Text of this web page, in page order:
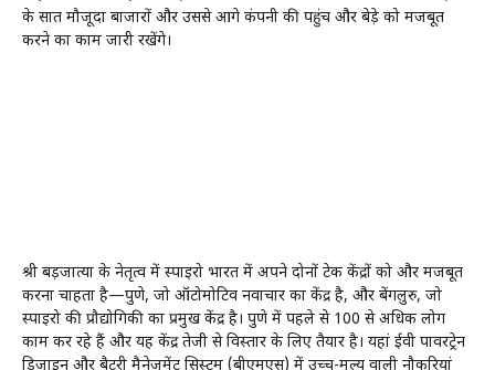
के सात मौजूदा बाजारों और उससे आगे कंपनी की पहुंच और बेड़े को मजबूत
करने का काम जारी रखेंगे।
श्री बड़जात्या के नेतृत्व में स्पाइरो भारत में अपने दोनों टेक केंद्रों को और मजबूत
करना चाहता है—पुणे, जो ऑटोमोटिव नवाचार का केंद्र है, और बेंगलुरु, जो
स्पाइरो की प्रौद्योगिकी का प्रमुख केंद्र है। पुणे में पहले से 100 से अधिक लोग
काम कर रहे हैं और यह केंद्र तेजी से विस्तार के लिए तैयार है। यहां ईवी पावरट्रेन